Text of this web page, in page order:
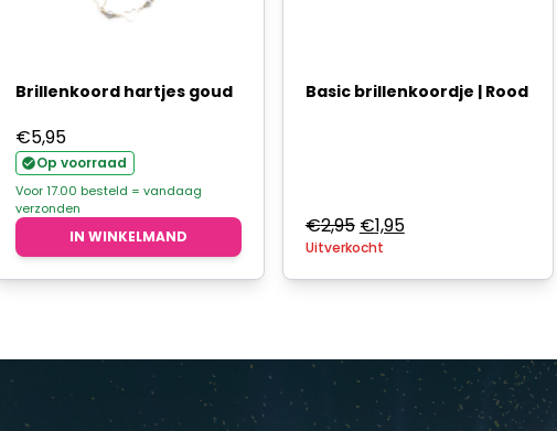
Brillenkoord hartjes goud
€5,95
Op voorraad
Voor 17.00 besteld = vandaag
verzonden
IN WINKELMAND
Basic brillenkoordje | Rood
€2,95 Oorspronkelijke
prijs
was:
€1,95Huidige
is:
Uitverkocht